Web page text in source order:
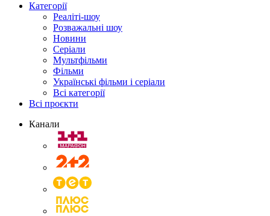
Категорії
Реаліті-шоу
Розважальні шоу
Новини
Серіали
Мультфільми
Фільми
Українські фільми і серіали
Всі категорії
Всі проєкти
Канали